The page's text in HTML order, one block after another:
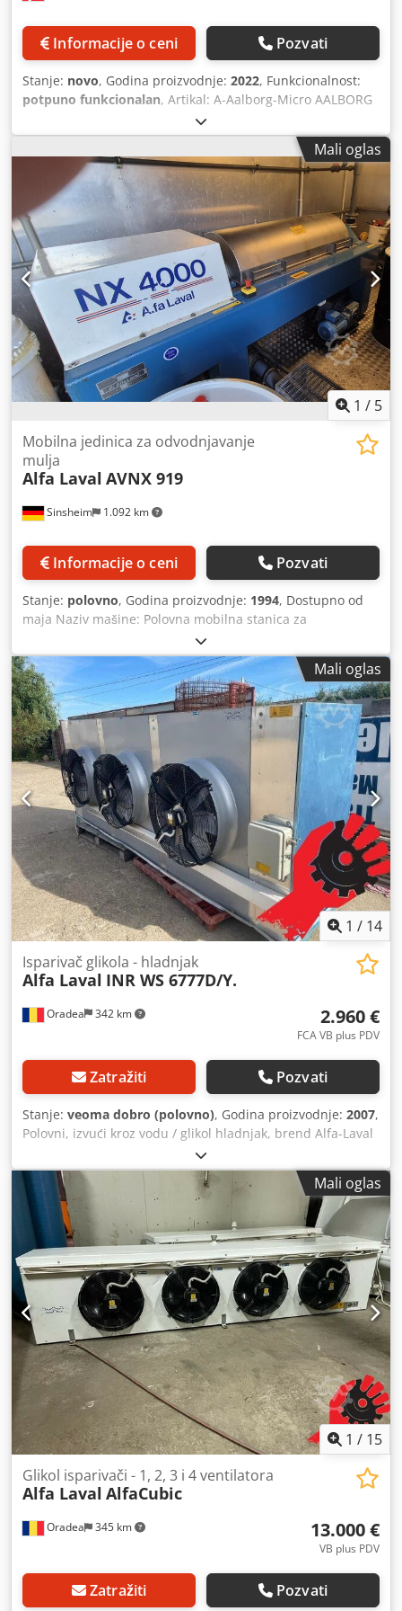
Informacije o ceni Pozvati
Stanje: novo, Godina proizvodnje: 2022, Funkcionalnost:
potpuno funkcionalan, Artikal: A-Aalborg-Micro AALBORG
MICRO Aalborg Micro je kompaktni prekidač toplote
izduvnog gasa/generator pare, namenjen oporavku toplote
otpada od gasnih/MDO/HFO motora i gasnih turbina. Kao
menjač toplote, Aalborg Micro nudi širok spektar
mogućnosti, zbog činjenice da se topla voda, TEG i TFO
mogu koristiti kao mediji. Osim toga, Aalborg Micro se
može koristiti kao generator pare. Cilindrična jedinica u
centru sa integrisanim propisnim damperom omogućava
do 80% izduvnog gasa da zaobiđe površinu grejanja.
Crsdpfjqy Nv Rex An Iof Površina za grejanje se može lako
očistiti pomoću opcionih prstenova duvača čađi pomoću
komprimovanog vazduha/pare/vode, i/ili pirolizom u
režimu suvog trčanja
Mali oglas
1 / 5
Sinsheim 1.092 km
Mobilna jedinica za odvodnjavanje
mulja
Alfa Laval AVNX 919
Informacije o ceni Pozvati
Stanje: polovno, Godina proizvodnje: 1994, Dostupno od
maja Naziv mašine: Polovna mobilna stanica za
odvodnjavanje mulja u kontejneru Proizvođač: Alfa Laval
Tip: AVNX 919 Godina proizvodnje: 1994 Maks. obrtaji
bubnja: 3.250 o/min Materijal: Prohrom (nerđajući čelik)
Unutrašnji prečnik bubnja: 353 / 202 mm Dozvoljena
gustina sedimenta: 1,2 kg / dm3 Dimenzije: D 7.500 x Š
2.450 x V 2.550 mm Crsdpfxjyxl R Ej An Ief Težina prazne
mašine: Pribl. 6-7 tona Tehnička dokumentacija: Da
Napomena: Dostupno od maja Oprema: Kontejner,
polimerna stanica, pumpa za doziranje, elektro ormar,
mazerator, transportni izbacivač Stanje: Polovno Cena: Na
Mali oglas
1 / 14
Oradea 342 km
Isparivač glikola - hladnjak
Alfa Laval INR WS 6777D/Y.
2.960 €
FCA VB plus PDV
Zatražiti Pozvati
Stanje: veoma dobro (polovno), Godina proizvodnje: 2007,
Polovni, izvući kroz vodu / glikol hladnjak, brend Alfa-Laval
tip INR V S 6777D / I. IOM: 2007, SN: 2190988. Maksimalni
DN = 57 mm; Vn = 3҇230/400V, grupa tečnosti 2, zavojnica
TS 110/-40°C, F = 50 Hz, PT = 10 bara, PS = 9 bara,
sopstvena težina: 604 kg. Ovo, u veoma dobrom stanju
izvući kroz vodu / glikol hladnjak je opremljen sa: 2 komada
Ziehl Abegg ventilatori 07078866, FC063-4DS6KV7, svaki
Ø500, 1,19 kV, 1360 / 1000RPM; COSI 085, površina više od
90 m2, aluminijumsko kućište / aluminijumska rebra
Pomenuti kapacitet hlađenja je sa mešavinom vode /
glikola od 30% na bazi vode / glikola. Prodajna cena:
KSNUMKS Evro + PDV, po dogovoru, FCA Oradea, Rumunija
Irrtum, Anderungen und Zwischenverkauf vorbehalten /
Podložno greškama, promenama i prethodnoj prodaji / Ne
rezervăm dreptul la greșeli, modificări și vânzare
prealabila. Govorimo engleski. /Wir sprechen Deutsch./
Beszélünk magyarul. Srpskohrvatski / srpskohrvatski
Crjdpfxsucnzwe An Isf
Mali oglas
1 / 15
Oradea 345 km
Glikol isparivači - 1, 2, 3 i 4 ventilatora
Alfa Laval AlfaCubic
13.000 €
VB plus PDV
Zatražiti Pozvati